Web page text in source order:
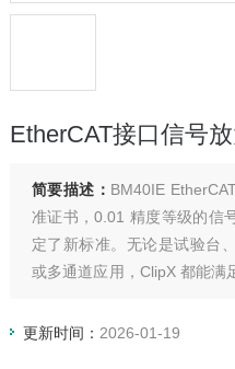
EtherCAT接口信号
简要描述： BM40IE
准证书，0.01 精度等级的信
定了新标准。无论是试验台
或多通道应用，ClipX 都能满
和传统信号放大器不同,
更新时间： 2026-01-19